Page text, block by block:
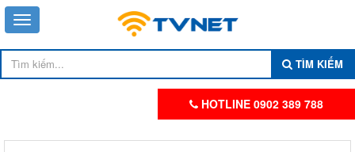
TÌM KIẾM
HOTLINE 0902 389 788